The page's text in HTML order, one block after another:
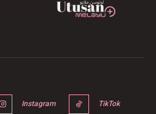
Instagram TikTok